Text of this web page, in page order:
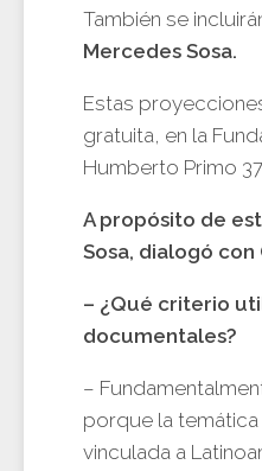
También se
Mercedes Sosa.
Estas
gratuita, en la
Humberto Primo
A propósito de
Sosa, dialogó con
– ¿Qué criterio
documentales?
–
porque la
vinculada a